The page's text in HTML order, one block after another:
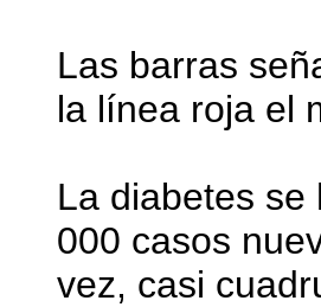
Las barras
la línea roja el
La diabetes
000 casos
vez, casi